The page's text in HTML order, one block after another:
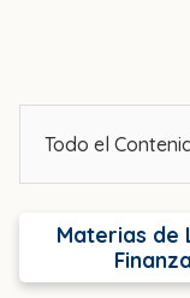
Todo el
Materias de